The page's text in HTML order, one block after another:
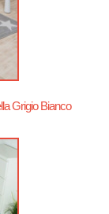
Grigio Bianco